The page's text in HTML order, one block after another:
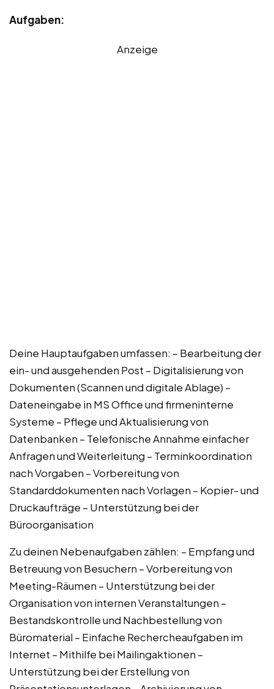
Aufgaben:
Anzeige
Deine Hauptaufgaben umfassen: – Bearbeitung der
ein- und ausgehenden Post – Digitalisierung von
Dokumenten (Scannen und digitale Ablage) –
Dateneingabe in MS Office und firmeninterne
Systeme – Pflege und Aktualisierung von
Datenbanken – Telefonische Annahme einfacher
Anfragen und Weiterleitung – Terminkoordination
nach Vorgaben – Vorbereitung von
Standarddokumenten nach Vorlagen – Kopier- und
Druckaufträge – Unterstützung bei der
Büroorganisation
Zu deinen Nebenaufgaben zählen: – Empfang und
Betreuung von Besuchern – Vorbereitung von
Meeting-Räumen – Unterstützung bei der
Organisation von internen Veranstaltungen –
Bestandskontrolle und Nachbestellung von
Büromaterial – Einfache Rechercheaufgaben im
Internet – Mithilfe bei Mailingaktionen –
Unterstützung bei der Erstellung von